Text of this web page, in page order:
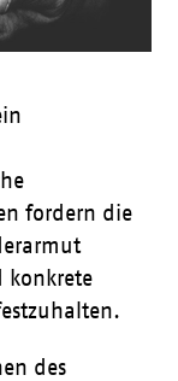
fordern die
konkrete
des